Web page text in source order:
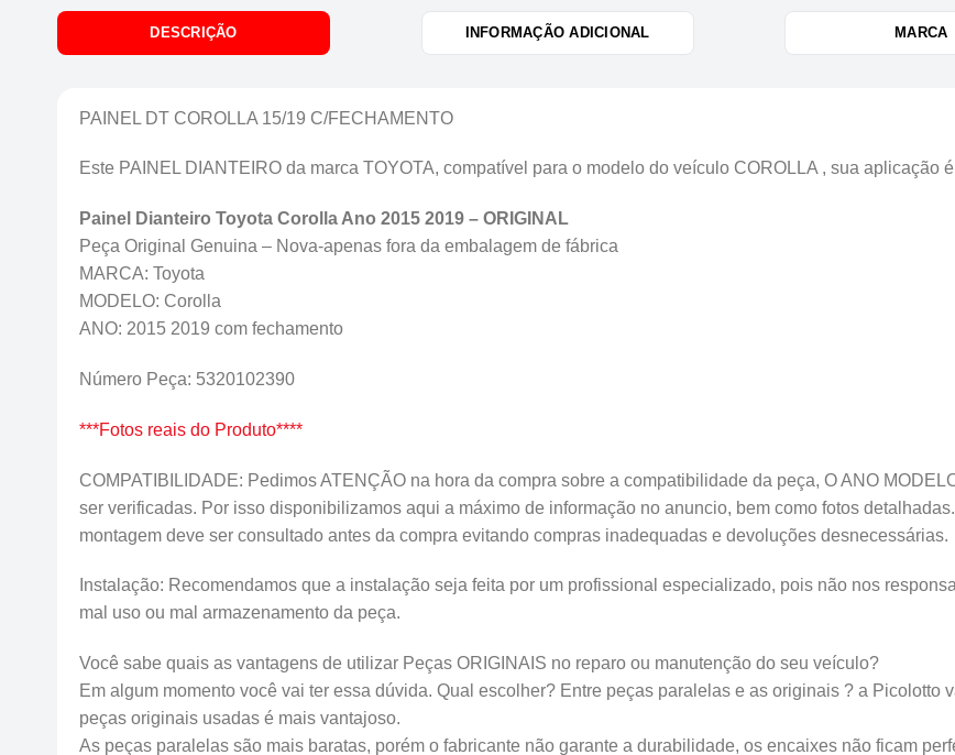
DESCRIÇÃO INFORMAÇÃO ADICIONAL MARCA
PAINEL DT COROLLA 15/19 C/FECHAMENTO
Este PAINEL DIANTEIRO da marca TOYOTA, compatível para o modelo do veículo COROLLA , sua aplicação
Painel Dianteiro Toyota Corolla Ano 2015 2019 – ORIGINAL
Peça Original Genuina – Nova-apenas fora da embalagem de fábrica
MARCA: Toyota
MODELO: Corolla
ANO: 2015 2019 com fechamento
Número Peça: 5320102390
***Fotos reais do Produto****
COMPATIBILIDADE: Pedimos ATENÇÃO na hora da compra sobre a compatibilidade da peça, O ANO
ser verificadas. Por isso disponibilizamos aqui a máximo de informação no anuncio, bem como fotos
montagem deve ser consultado antes da compra evitando compras inadequadas e devoluções desnecessárias.
Instalação: Recomendamos que a instalação seja feita por um profissional especializado, pois não nos
mal uso ou mal armazenamento da peça.
Você sabe quais as vantagens de utilizar Peças ORIGINAIS no reparo ou manutenção do seu veículo?
Em algum momento você vai ter essa dúvida. Qual escolher? Entre peças paralelas e as originais ? a Picolotto
peças originais usadas é mais vantajoso.
As peças paralelas são mais baratas, porém o fabricante não garante a durabilidade, os encaixes não ficam